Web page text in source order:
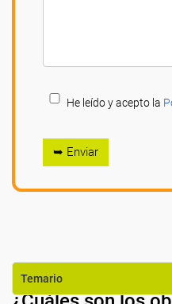
He leído y acepto la
➥ Enviar
Temario